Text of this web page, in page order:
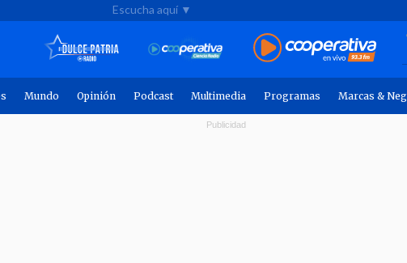
Escucha aquí ▼
Mundo Opinión Podcast Multimedia Programas Marcas &